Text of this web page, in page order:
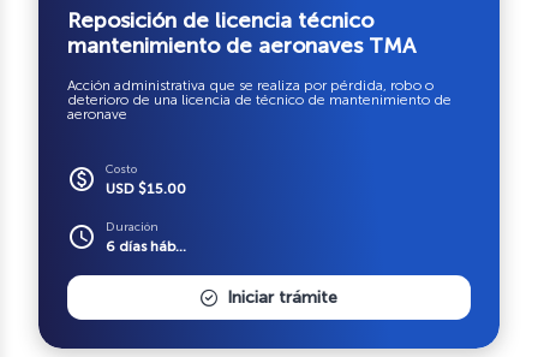
Reposición de licencia técnico
mantenimiento de aeronaves TMA
Acción administrativa que se realiza por pérdida, robo o
deterioro de una licencia de técnico de mantenimiento de
aeronave
paid Costo
USD $15.00
schedule Duración
6 días háb...
Iniciar trámite